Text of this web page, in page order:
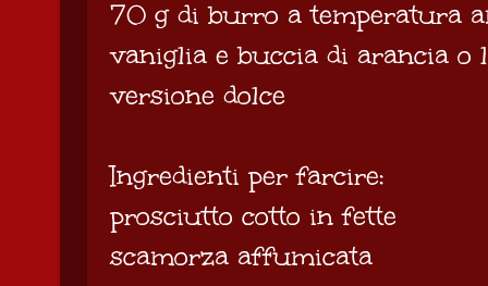
70 g di burro a temperatura
vaniglia e buccia di arancia o
versione dolce
Ingredienti per farcire:
prosciutto cotto in fette
scamorza affumicata